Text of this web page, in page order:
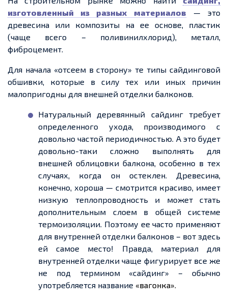
изготовленный из разных материалов — это
древесина или композиты на ее основе, пластик
(чаще всего – поливинилхлорид), металл,
фиброцемент
Для начала «отсеем в сторону» те типы сайдинговой
обшивки, которые в силу тех или иных причин
малопригодны для внешней отделки балконов.
Натуральный деревянный сайдинг требует
определенного ухода, производимого с
довольно частой периодичностью. А это будет
довольно-таки сложно выполнять для
внешней облицовки балкона, особенно в тех
случаях, когда он остеклен. Древесина,
конечно, хороша — смотрится красиво, имеет
низкую теплопроводность и может стать
дополнительным слоем в общей системе
термоизоляции. Поэтому ее часто применяют
для внутренней отделки балконов – вот здесь
ей самое место! Правда, материал для
внутренней отделки чаще фигурирует все же
не под термином «сайдинг» – обычно
употребляется название «вагонка».